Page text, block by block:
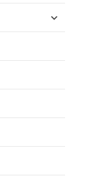
untermenü